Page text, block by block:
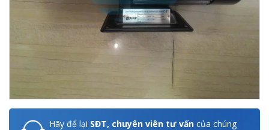
Hãy để lại SĐT, chuyên viên tư vấn của chúng